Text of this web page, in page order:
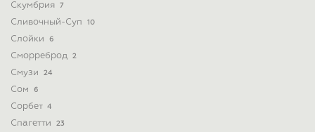
Скумбрия 7
Сливочный-Суп 10
Слойки 6
Сморреброд 2
Смузи 24
Сом 6
Сорбет 4
Спагетти 23